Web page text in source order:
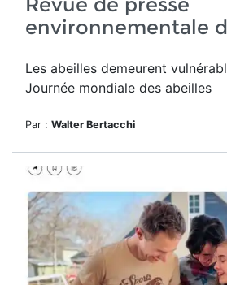
environnementale
Les abeilles demeurent
Journée mondiale des abeilles
Par : Walter Bertacchi